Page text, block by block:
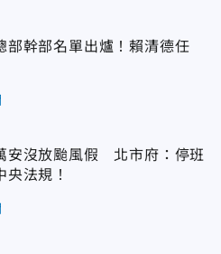
部幹部名單出爐！賴清德任
安沒放颱風假 北市府：停班
央法規！